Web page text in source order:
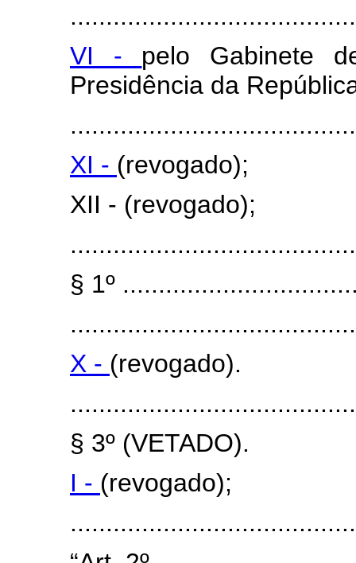
VI - pelo Gabinete
Presidência da
XI - (revogado);
XII - (revogado);
§ 1º
X - (revogado).
§ 3º (VETADO).
I - (revogado);